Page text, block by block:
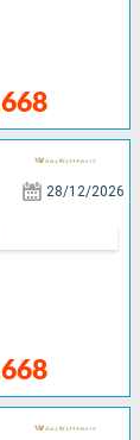
28/12/2026